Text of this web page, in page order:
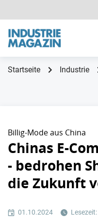
Startseite Industrie
Billig-Mode aus China
Chinas E-
- bedrohen
die Zukunft
01.10.2024